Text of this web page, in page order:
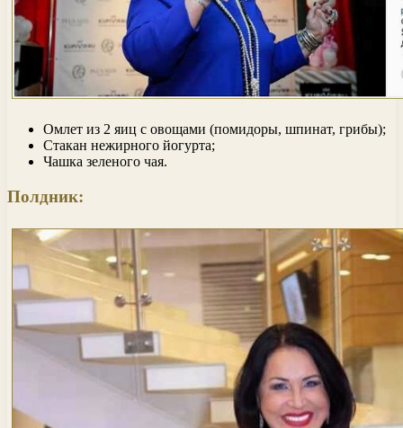
Омлет из 2 яиц с овощами (помидоры, шпинат, грибы);
Стакан нежирного йогурта;
Чашка зеленого чая.
Полдник: